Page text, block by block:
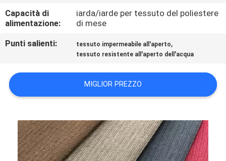
COMPANY
NEWS
MAPPA
DEL
PRIVACY
POLICY
Capacità di
alimentazione:
iarda/iarde per tessuto del poliestere
di mese
Punti salienti:
tessuto impermeabile all'aperto,
tessuto resistente all'aperto dell'acqua
MIGLIOR PREZZO